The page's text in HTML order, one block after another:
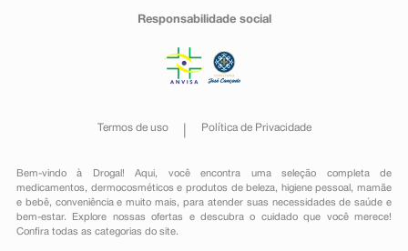
Responsabilidade social
Termos de uso Política de Privacidade
Bem-vindo à Drogal! Aqui, você encontra uma seleção completa de
medicamentos , dermocosméticos e produtos de beleza, higiene pessoal ,mamãe
e bebê, conveniênciae muito mais, para atender suas necessidades de saúde e
bem-estar. Explore nossas ofertas e descubra o cuidado que você merece!
Confira todas as categorias do site.